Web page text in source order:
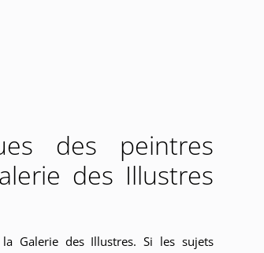
des peintres
des Illustres
Galerie des Illustres. Si les sujets